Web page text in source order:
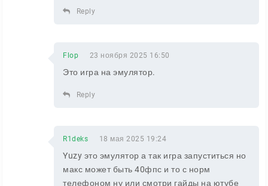
Reply
Flop 23 ноября 2025 16:50
Это игра на эмулятор.
Reply
R1deks 18 мая 2025 19:24
Yuzy это эмулятор а так игра запуститься но
макс может быть 40фпс и то с норм
телефоном ну или смотри гайды на ютубе